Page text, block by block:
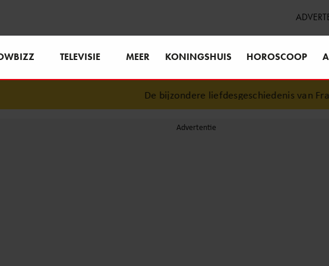
TELEVISIE MEER KONINGSHUIS HOROSCOOP
De bijzondere liefdesgeschiedenis van